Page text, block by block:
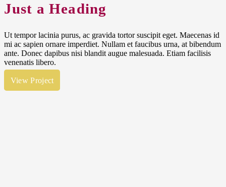
Just a Heading
Ut tempor lacinia purus, ac gravida tortor suscipit eget. Maecenas id
mi ac sapien ornare imperdiet. Nullam et faucibus urna, at bibendum
ante. Donec dapibus nisi blandit augue malesuada. Etiam facilisis
venenatis libero.
View Project